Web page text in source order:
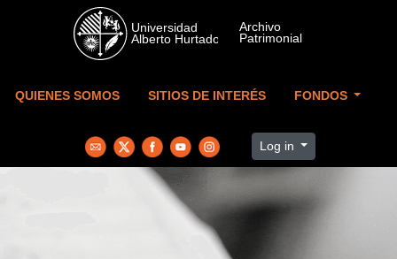
Skip to main content
QUIENES SOMOS SITIOS DE INTERÉS FONDOS
Log in